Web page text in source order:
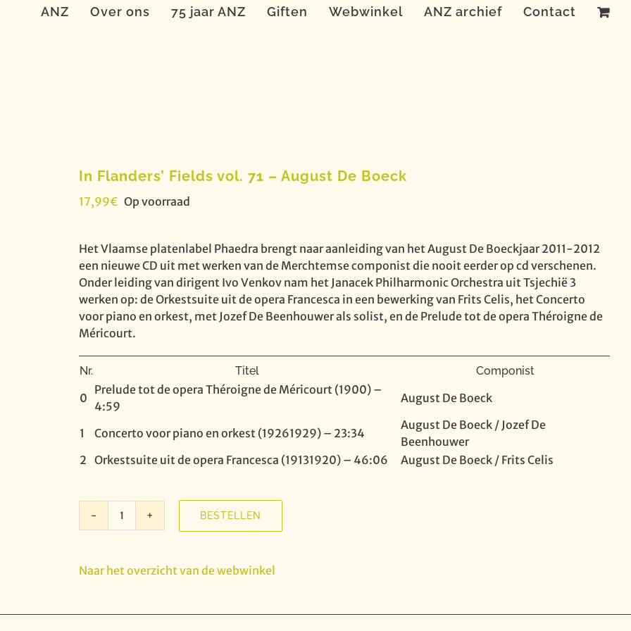
ANZ Over ons 75 jaar ANZ Giften Webwinkel ANZ archief Contact
In Flanders’ Fields vol. 71 – August De Boeck
17,99€ Op voorraad
Het Vlaamse platenlabel Phaedra brengt naar aanleiding van het August De Boeckjaar 2011-2012
een nieuwe CD uit met werken van de Merchtemse componist die nooit eerder op cd verschenen.
Onder leiding van dirigent Ivo Venkov nam het Janacek Philharmonic Orchestra uit Tsjechië 3
werken op: de Orkestsuite uit de opera Francesca in een bewerking van Frits Celis, het Concerto
voor piano en orkest, met Jozef De Beenhouwer als solist, en de Prelude tot de opera Théroigne de
Méricourt.
Nr. Titel Componist
0
Prelude tot de opera Théroigne de Méricourt (1900) –
4:59
August De Boeck
1 Concerto voor piano en orkest (19261929) – 23:34
August De Boeck / Jozef De
Beenhouwer
2 Orkestsuite uit de opera Francesca (19131920) – 46:06 August De Boeck / Frits Celis
In
vol.
BESTELLEN
Naar het overzicht van de webwinkel